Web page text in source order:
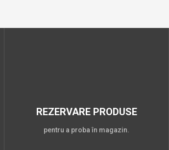
REZERVARE PRODUSE
pentru a proba în magazin.